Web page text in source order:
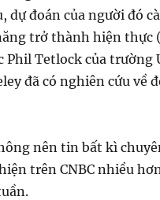
dự đoán của người đó
trở thành hiện thực
Phil Tetlock của trường
đã có nghiên cứu về
nên tin bất kì
trên CNBC nhiều